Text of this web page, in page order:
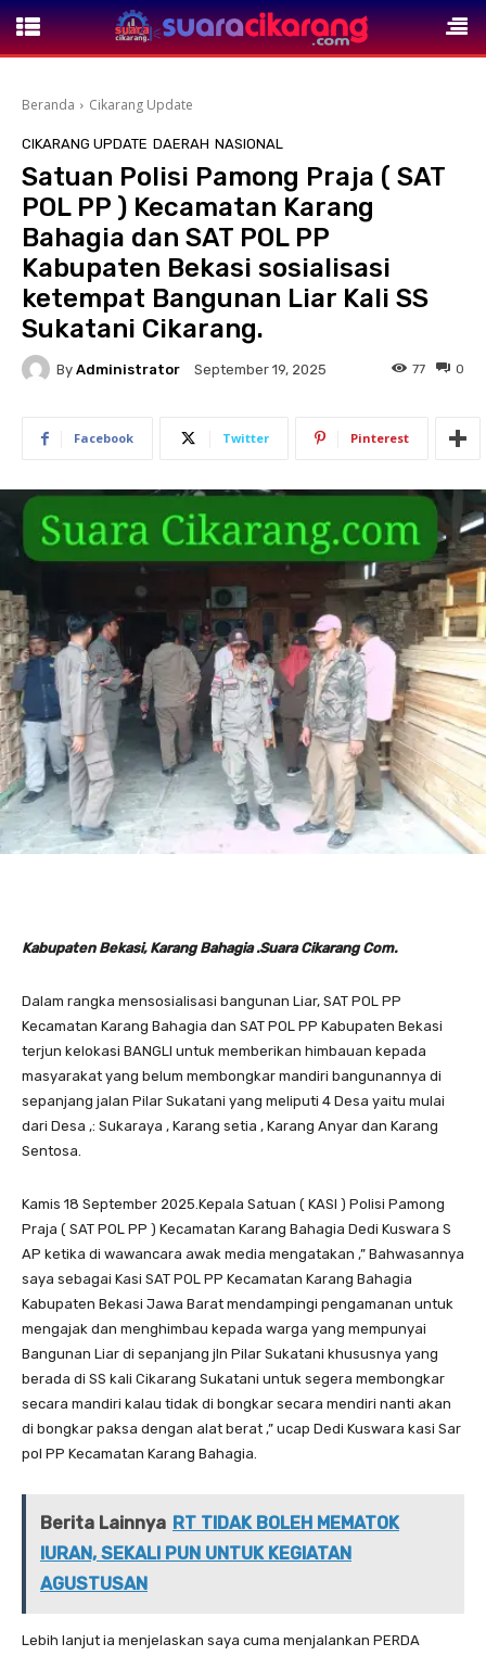
Beranda Cikarang Update
CIKARANG UPDATE DAERAH NASIONAL
Satuan Polisi Pamong Praja ( SAT
POL PP ) Kecamatan Karang
Bahagia dan SAT POL PP
Kabupaten Bekasi sosialisasi
ketempat Bangunan Liar Kali SS
Sukatani Cikarang.
By Administrator September 19, 2025 0
77
Facebook Twitter Pinterest
Kabupaten Bekasi, Karang Bahagia .Suara Cikarang Com.
Dalam rangka mensosialisasi bangunan Liar, SAT POL PP
Kecamatan Karang Bahagia dan SAT POL PP Kabupaten Bekasi
terjun kelokasi BANGLI untuk memberikan himbauan kepada
masyarakat yang belum membongkar mandiri bangunannya di
sepanjang jalan Pilar Sukatani yang meliputi 4 Desa yaitu mulai
dari Desa ,: Sukaraya , Karang setia , Karang Anyar dan Karang
Sentosa.
Kamis 18 September 2025.Kepala Satuan ( KASI ) Polisi Pamong
Praja ( SAT POL PP ) Kecamatan Karang Bahagia Dedi Kuswara S
AP ketika di wawancara awak media mengatakan ,” Bahwasannya
saya sebagai Kasi SAT POL PP Kecamatan Karang Bahagia
Kabupaten Bekasi Jawa Barat mendampingi pengamanan untuk
mengajak dan menghimbau kepada warga yang mempunyai
Bangunan Liar di sepanjang jln Pilar Sukatani khususnya yang
berada di SS kali Cikarang Sukatani untuk segera membongkar
secara mandiri kalau tidak di bongkar secara mendiri nanti akan
di bongkar paksa dengan alat berat ,” ucap Dedi Kuswara kasi Sar
pol PP Kecamatan Karang Bahagia.
Berita Lainnya RT TIDAK BOLEH MEMATOK
IURAN, SEKALI PUN UNTUK KEGIATAN
AGUSTUSAN
Lebih lanjut ia menjelaskan saya cuma menjalankan PERDA